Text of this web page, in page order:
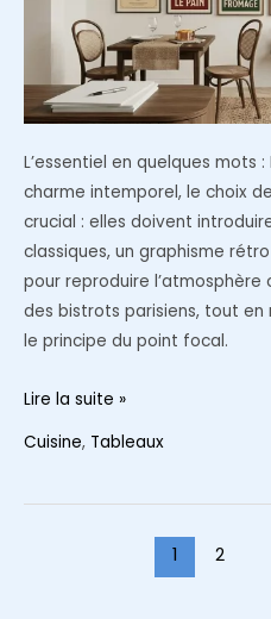
L’essentiel en quelques mots
charme intemporel, le choix
crucial : elles doivent
classiques, un graphisme
pour reproduire
des bistrots parisiens, tout
le principe du point focal.
Affiches
Lire la suite »
Cuisine, Tableaux
1 2